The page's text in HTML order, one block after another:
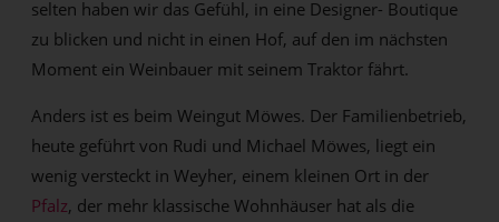
selten haben wir das Gefühl, in eine Designer- Boutique
zu blicken und nicht in einen Hof, auf den im nächsten
Moment ein Weinbauer mit seinem Traktor fährt.
Anders ist es beim Weingut Möwes. Der Familienbetrieb,
heute geführt von Rudi und Michael Möwes, liegt ein
wenig versteckt in Weyher, einem kleinen Ort in der
Pfalz, der mehr klassische Wohnhäuser hat als die